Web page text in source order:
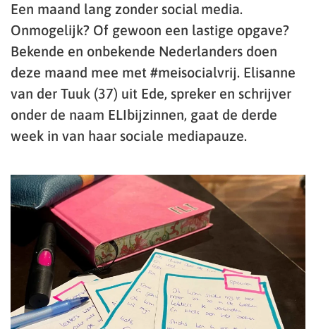
Een maand lang zonder social media.
Onmogelijk? Of gewoon een lastige opgave?
Bekende en onbekende Nederlanders doen
deze maand mee met #meisocialvrij. Elisanne
van der Tuuk (37) uit Ede, spreker en schrijver
onder de naam ELIbijzinnen, gaat de derde
week in van haar sociale mediapauze.